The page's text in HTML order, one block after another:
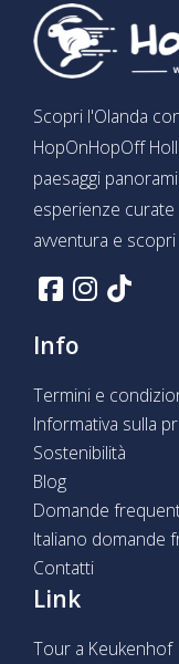
Scopri l'Olanda
HopOnHopOff
paesaggi
esperienze
avventura e scopri
Info
Termini e
Informativa sulla
Sostenibilità
Blog
Domande
Italiano domande
Contatti
Link
Tour a Keukenhof